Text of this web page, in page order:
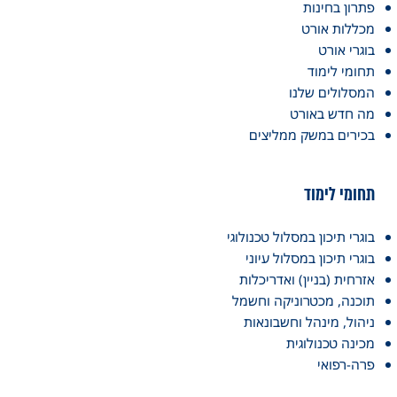
פתרון בחינות
מכללות אורט
בוגרי אורט
תחומי לימוד
המסלולים שלנו
מה חדש באורט
בכירים במשק ממליצים
תחומי לימוד
בוגרי תיכון במסלול טכנולוגי
בוגרי תיכון במסלול עיוני
אזרחית (בניין) ואדריכלות
תוכנה, מכטרוניקה וחשמל
ניהול, מינהל וחשבונאות
מכינה טכנולוגית
פרה-רפואי